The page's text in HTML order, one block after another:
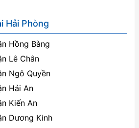
Hải Phòng
Hồng Bàng
Lê Chân
Ngô Quyền
Hải An
Kiến An
Dương Kinh